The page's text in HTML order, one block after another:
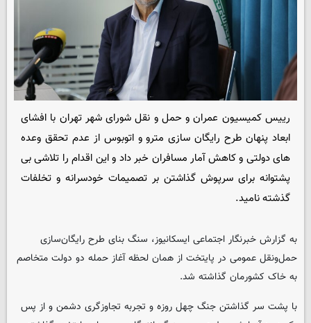
رییس کمیسیون عمران و حمل و نقل شورای شهر تهران با افشای
ابعاد پنهان طرح رایگان سازی مترو و اتوبوس از عدم تحقق وعده
های دولتی و کاهش آمار مسافران خبر داد و این اقدام را تلاشی بی
پشتوانه برای سرپوش گذاشتن بر تصمیمات خودسرانه و تخلفات
گذشته نامید.
به گزارش خبرنگار اجتماعی ایسکانیوز، سنگ بنای طرح رایگان‌سازی
حمل‌ونقل عمومی در پایتخت از همان لحظه آغاز حمله دو دولت متخاصم
به خاک کشورمان گذاشته شد.
با پشت سر گذاشتن جنگ چهل روزه و تجربه تجاوزگری دشمن و از پس